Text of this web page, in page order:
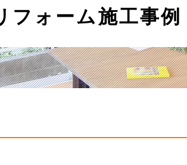
フォーム施工事例